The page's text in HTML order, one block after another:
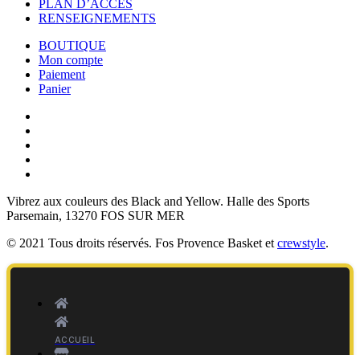
PLAN D’ACCÈS
RENSEIGNEMENTS
BOUTIQUE
Mon compte
Paiement
Panier
Vibrez aux couleurs des Black and Yellow. Halle des Sports
Parsemain, 13270 FOS SUR MER
© 2021 Tous droits réservés. Fos Provence Basket et crewstyle.
ACCUEIL